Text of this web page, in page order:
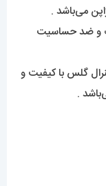
می‌باشد .
و ضد حساسیت
گلس با کیفیت و
.